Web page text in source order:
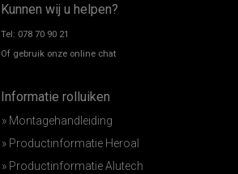
Kunnen wij u helpen?
Tel: 078 70 90 21
Of gebruik onze online chat
Informatie rolluiken
» Montagehandleiding
» Productinformatie Heroal
» Productinformatie Alutech